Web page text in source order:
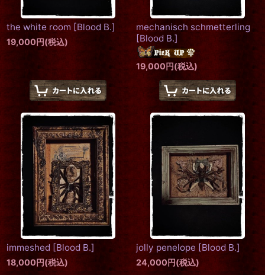
the white room [Blood B.]
19,000円(税込)
mechanisch schmetterling
[Blood B.]
19,000円(税込)
immeshed [Blood B.]
18,000円(税込)
jolly penelope [Blood B.]
24,000円(税込)